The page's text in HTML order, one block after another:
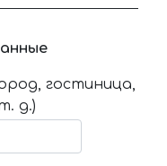
гостиница,
д.)